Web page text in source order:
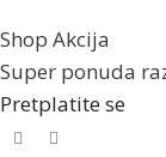
Shop Akcija
Super ponuda
Pretplatite se